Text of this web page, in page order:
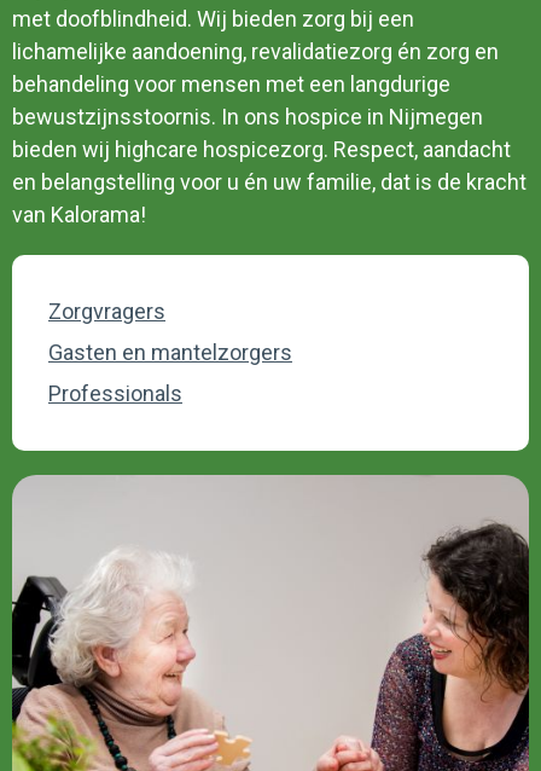
met doofblindheid. Wij bieden zorg bij een
lichamelijke aandoening, revalidatiezorg én zorg en
behandeling voor mensen met een langdurige
bewustzijnsstoornis. In ons hospice in Nijmegen
bieden wij highcare hospicezorg. Respect, aandacht
en belangstelling voor u én uw familie, dat is de kracht
van Kalorama!
Zorgvragers
Gasten en mantelzorgers
Professionals